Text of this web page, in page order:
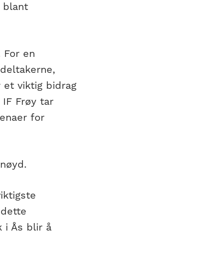
blant
en
et viktig bidrag
Frøy tar
for
i Ås blir å